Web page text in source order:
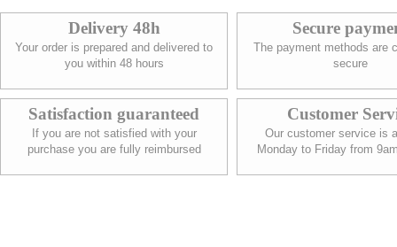
Delivery 48h
Your order is prepared and delivered to
you within 48 hours
Secure
The payment methods are
secure
Satisfaction guaranteed
If you are not satisfied with your
purchase you are fully reimbursed
Customer
Our customer service is
Monday to Friday from